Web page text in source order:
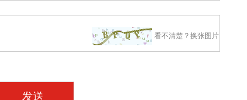
看不清楚？换张图片